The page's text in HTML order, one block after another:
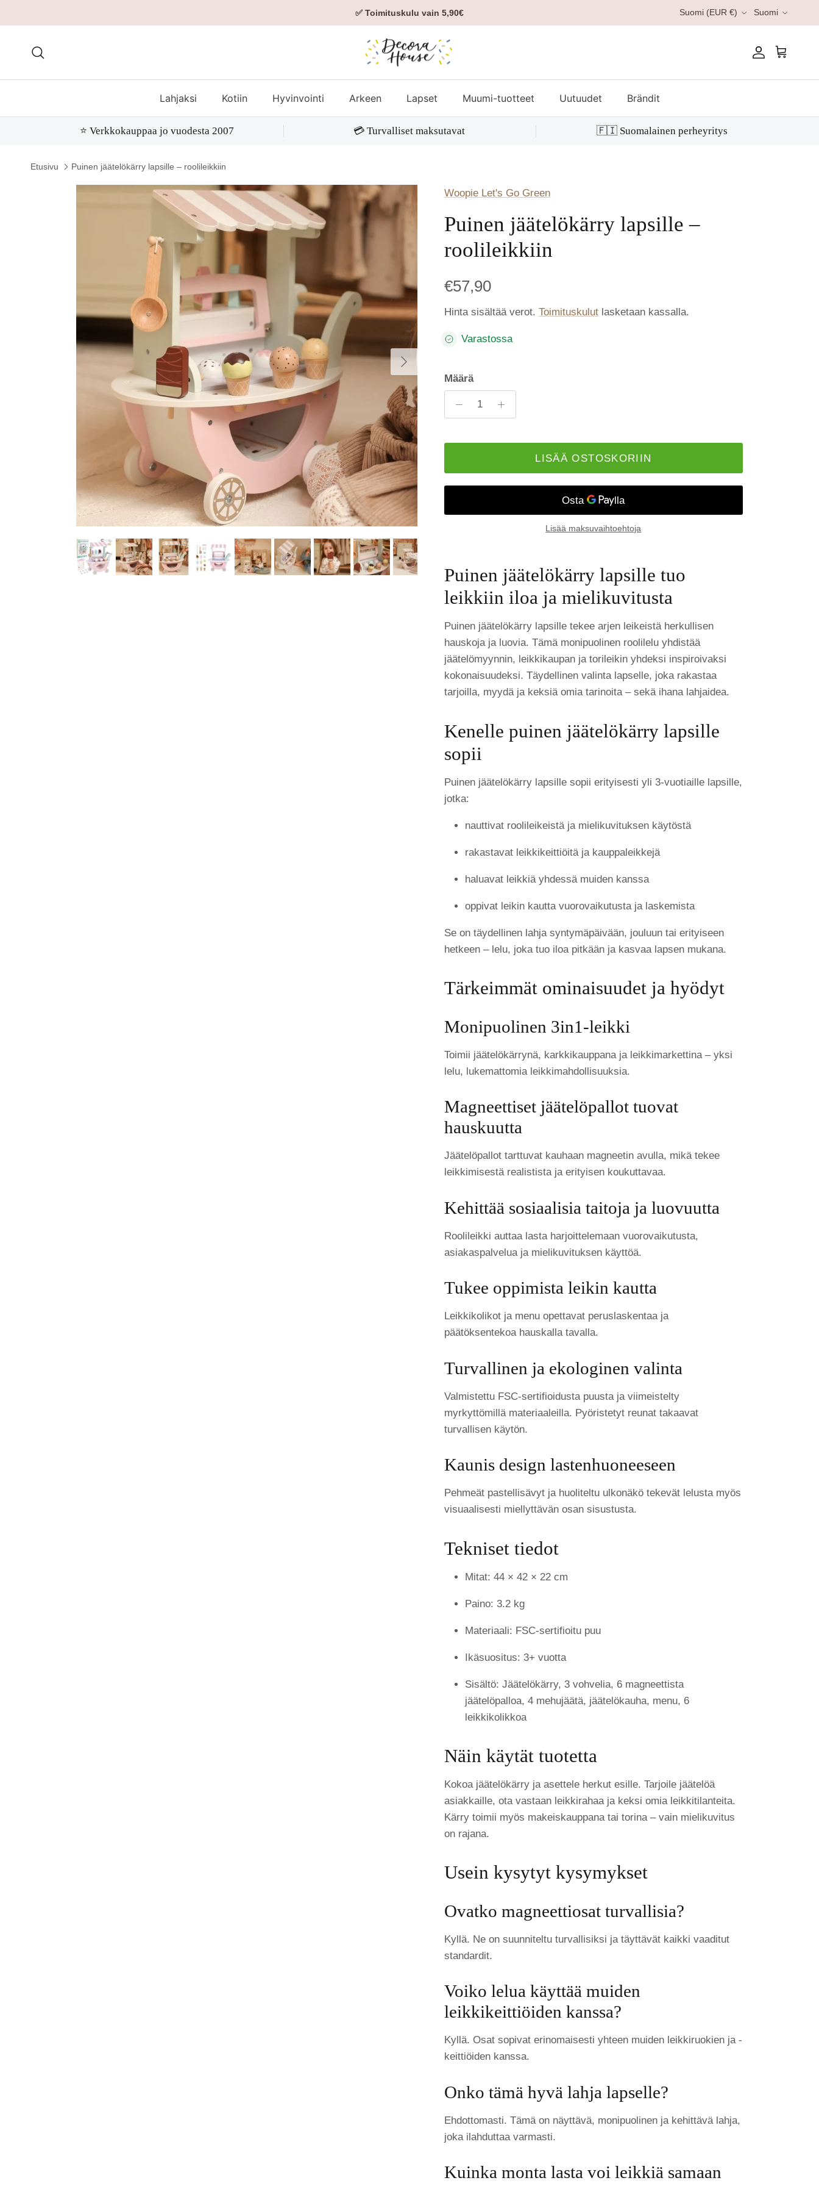
✅ Toimituskulu vain 5,90€ Suomi (EUR €) Suomi
Tili Ostoskori
Lahjaksi Kotiin Hyvinvointi Arkeen Lapset Muumi-tuotteet Uutuudet Brändit
⭐️ Verkkokauppaa jo vuodesta 2007 💳 Turvalliset maksutavat 🇫🇮 Suomalainen perheyritys
Etusivu Puinen jäätelökärry lapsille – roolileikkiin
Seuraava
Woopie Let's Go Green
Puinen jäätelökärry lapsille –
roolileikkiin
€57,90
Hinta sisältää verot. Toimituskulutlasketaan kassalla.
Varastossa
Määrä
LISÄÄ OSTOSKORIIN
Lisää maksuvaihtoehtoja
Puinen jäätelökärry lapsille tuo
leikkiin iloa ja mielikuvitusta
Puinen jäätelökärry lapsille tekee arjen leikeistä herkullisen
hauskoja ja luovia. Tämä monipuolinen roolilelu yhdistää
jäätelömyynnin, leikkikaupan ja torileikin yhdeksi inspiroivaksi
kokonaisuudeksi. Täydellinen valinta lapselle, joka rakastaa
tarjoilla, myydä ja keksiä omia tarinoita – sekä ihana lahjaidea.
Kenelle puinen jäätelökärry lapsille
sopii
Puinen jäätelökärry lapsille sopii erityisesti yli 3-vuotiaille lapsille,
jotka:
nauttivat roolileikeistä ja mielikuvituksen käytöstä
rakastavat leikkikeittiöitä ja kauppaleikkejä
haluavat leikkiä yhdessä muiden kanssa
oppivat leikin kautta vuorovaikutusta ja laskemista
Se on täydellinen lahja syntymäpäivään, jouluun tai erityiseen
hetkeen – lelu, joka tuo iloa pitkään ja kasvaa lapsen mukana.
Tärkeimmät ominaisuudet ja hyödyt
Monipuolinen 3in1-leikki
Toimii jäätelökärrynä, karkkikauppana ja leikkimarkettina – yksi
lelu, lukemattomia leikkimahdollisuuksia.
Magneettiset jäätelöpallot tuovat
hauskuutta
Jäätelöpallot tarttuvat kauhaan magneetin avulla, mikä tekee
leikkimisestä realistista ja erityisen koukuttavaa.
Kehittää sosiaalisia taitoja ja luovuutta
Roolileikki auttaa lasta harjoittelemaan vuorovaikutusta,
asiakaspalvelua ja mielikuvituksen käyttöä.
Tukee oppimista leikin kautta
Leikkikolikot ja menu opettavat peruslaskentaa ja
päätöksentekoa hauskalla tavalla.
Turvallinen ja ekologinen valinta
Valmistettu FSC-sertifioidusta puusta ja viimeistelty
myrkyttömillä materiaaleilla. Pyöristetyt reunat takaavat
turvallisen käytön.
Kaunis design lastenhuoneeseen
Pehmeät pastellisävyt ja huoliteltu ulkonäkö tekevät lelusta myös
visuaalisesti miellyttävän osan sisustusta.
Tekniset tiedot
Mitat: 44 × 42 × 22 cm
Paino: 3.2 kg
Materiaali: FSC-sertifioitu puu
Ikäsuositus: 3+ vuotta
Sisältö: Jäätelökärry, 3 vohvelia, 6 magneettista
jäätelöpalloa, 4 mehujäätä, jäätelökauha, menu, 6
leikkikolikkoa
Näin käytät tuotetta
Kokoa jäätelökärry ja asettele herkut esille. Tarjoile jäätelöä
asiakkaille, ota vastaan leikkirahaa ja keksi omia leikkitilanteita.
Kärry toimii myös makeiskauppana tai torina – vain mielikuvitus
on rajana.
Usein kysytyt kysymykset
Ovatko magneettiosat turvallisia?
Kyllä. Ne on suunniteltu turvallisiksi ja täyttävät kaikki vaaditut
standardit.
Voiko lelua käyttää muiden
leikkikeittiöiden kanssa?
Kyllä. Osat sopivat erinomaisesti yhteen muiden leikkiruokien ja -
keittiöiden kanssa.
Onko tämä hyvä lahja lapselle?
Ehdottomasti. Tämä on näyttävä, monipuolinen ja kehittävä lahja,
joka ilahduttaa varmasti.
Kuinka monta lasta voi leikkiä samaan